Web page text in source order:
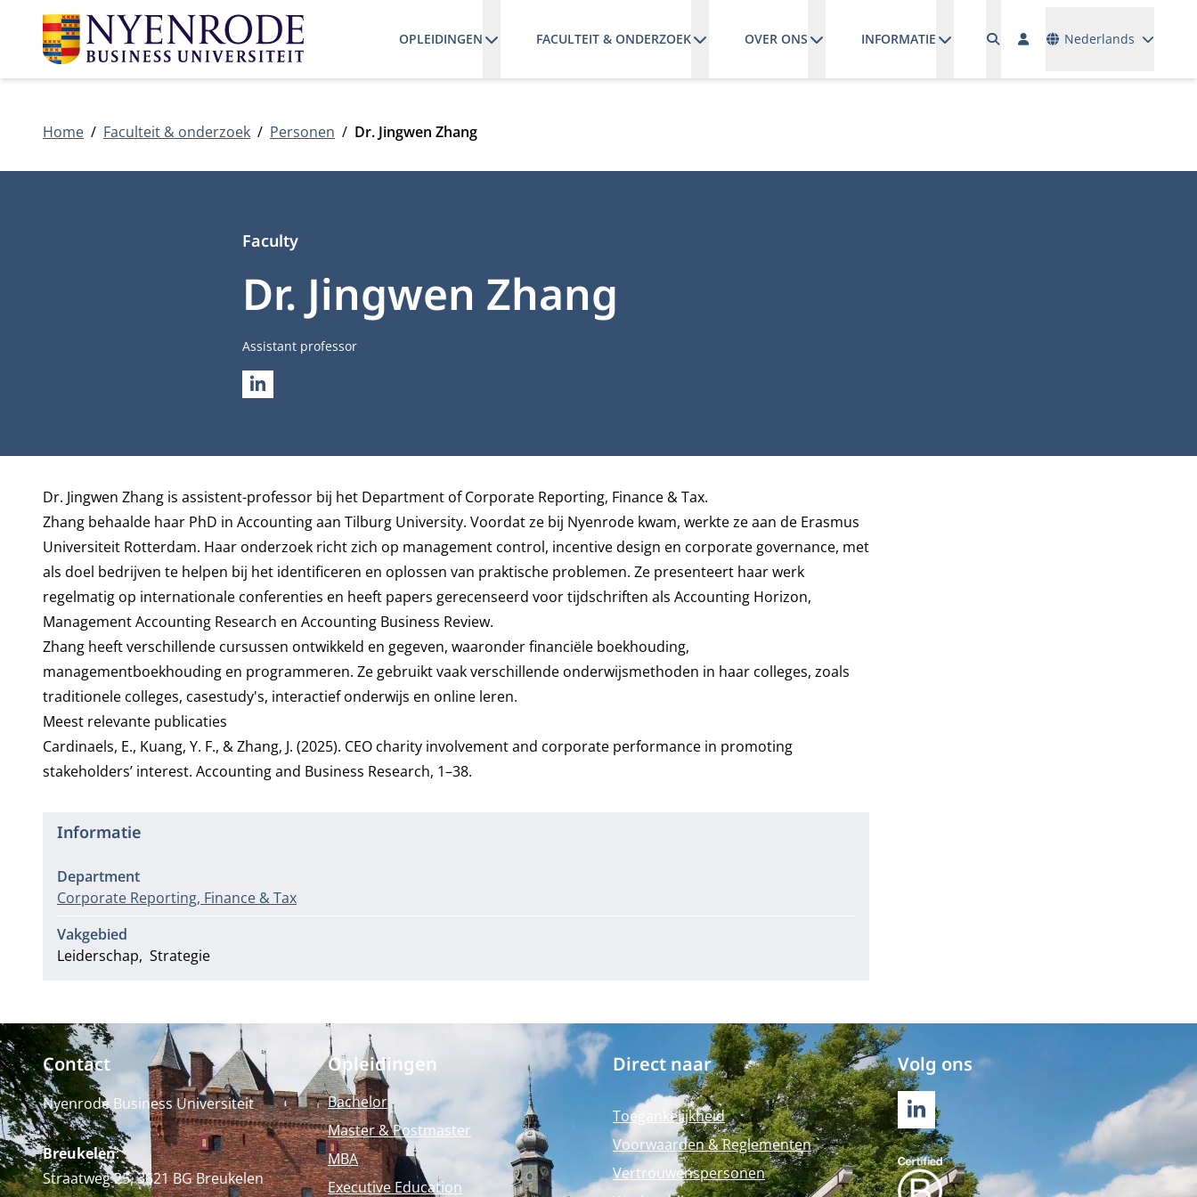
OPLEIDINGEN FACULTEIT & ONDERZOEK OVER ONS INFORMATIE Nederlands
Home Faculteit & onderzoek Personen Dr. Jingwen Zhang
Dr. Jingwen Zhang
Faculty
Functietitel
Assistant professor
LINKEDIN
Biografie
Dr. Jingwen Zhang is assistent-professor bij het Department of Corporate Reporting, Finance & Tax.
Zhang behaalde haar PhD in Accounting aan Tilburg University. Voordat ze bij Nyenrode kwam, werkte ze aan de Erasmus
Universiteit Rotterdam. Haar onderzoek richt zich op management control, incentive design en corporate governance, met
als doel bedrijven te helpen bij het identificeren en oplossen van praktische problemen. Ze presenteert haar werk
regelmatig op internationale conferenties en heeft papers gerecenseerd voor tijdschriften als Accounting Horizon,
Management Accounting Research en Accounting Business Review.
Zhang heeft verschillende cursussen ontwikkeld en gegeven, waaronder financiële boekhouding,
managementboekhouding en programmeren. Ze gebruikt vaak verschillende onderwijsmethoden in haar colleges, zoals
traditionele colleges, casestudy's, interactief onderwijs en online leren.
Meest relevante publicaties
Cardinaels, E., Kuang, Y. F., & Zhang, J. (2025). CEO charity involvement and corporate performance in promoting
stakeholders’ interest. Accounting and Business Research, 1–38.
Informatie
Department
Corporate Reporting, Finance & Tax
Vakgebied
Leiderschap Strategie
Contact
Nyenrode Business Universiteit
Breukelen:
Straatweg 25, 3621 BG Breukelen
Opleidingen
Bachelor
Master & Postmaster
MBA
Executive Education
Direct naar
Toegankelijkheid
Voorwaarden & Reglementen
Vertrouwenspersonen
Volg ons
LINKEDIN